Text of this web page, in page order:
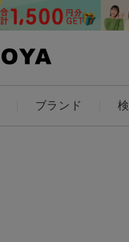
ブランド